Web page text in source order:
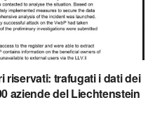
riservati: trafugati i dati dei
aziende del Liechtenstein